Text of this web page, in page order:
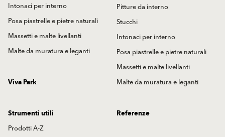
Intonaci per interno
Posa piastrelle e pietre naturali
Massetti e malte livellanti
Malte da muratura e leganti
Pitture da interno
Stucchi
Intonaci per interno
Posa piastrelle e pietre naturali
Massetti e malte livellanti
Malte da muratura e leganti
Viva Park
Strumenti utili
Prodotti A-Z
Referenze